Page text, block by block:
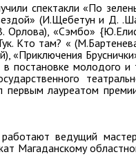
спектакли «По
(И.Щебетун и Д.
Орлова), «Сэмбо»
Кто там? «
«Приключения
постановке молодого
лауреатом
ведущий
Магаданскому